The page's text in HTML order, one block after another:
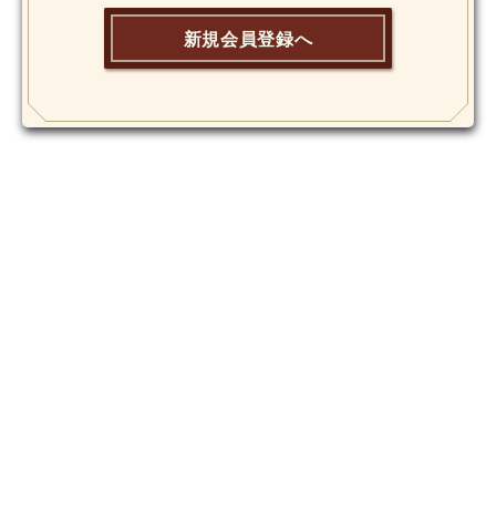
新規会員登録へ